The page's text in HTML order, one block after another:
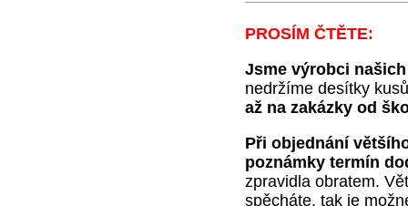
PROSÍM ČTĚTE:
Jsme výrobci
nedržíme desítky
až na zakázky od
Při objednání
poznámky termín
zpravidla obratem.
spěcháte, tak je